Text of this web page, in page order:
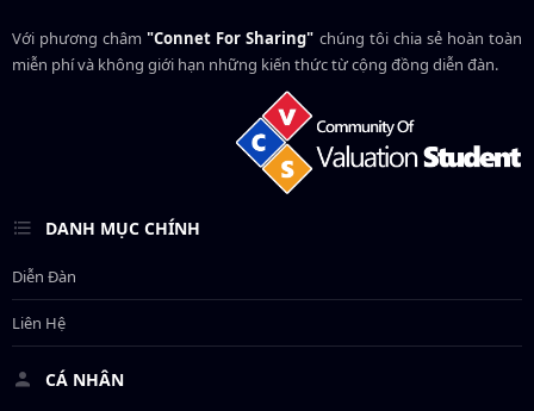
Với phương châm"Connet For Sharing" chúng tôi chia sẻ hoàn toàn
miễn phí và không giới hạn những kiến thức từ cộng đồng diễn đàn.
DANH MỤC CHÍNH
Diễn Đàn
Liên Hệ
CÁ NHÂN